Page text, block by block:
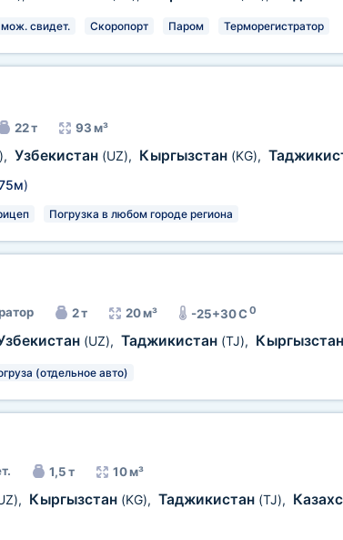
свидет. Скоропорт Паром Терморегистратор
22 т 93 м³
, Узбекистан (UZ), Кыргызстан (KG),
)
Погрузка в любом городе региона
2 т 20 м³ -25+30 C0
(UZ), Таджикистан (TJ), Кыргызстан
(отдельное авто)
1,5 т 10 м³
, Кыргызстан (KG), Таджикистан (TJ),